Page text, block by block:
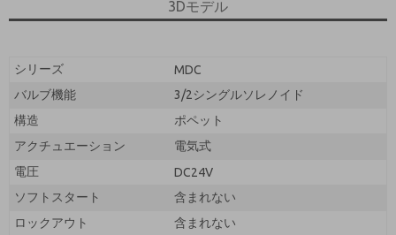
3Dモデル
シリーズ
MDC
バルブ機能
3/2シングルソレノイド
構造
ポペット
アクチュエーション
電気式
電圧
DC24V
ソフトスタート
含まれない
ロックアウト
含まれない